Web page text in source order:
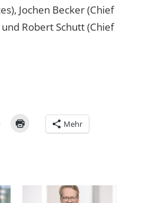
Jochen Becker (Chief
Robert Schutt (Chief
Mehr